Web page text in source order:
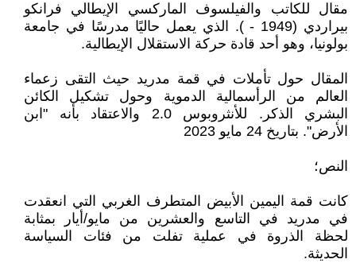
مقال للكاتب والفيلسوف الماركسي الإيطالي فرانكو
بيراردي (1949 - ). الذي يعمل حاليًا مدرسًا في جامعة
بولونيا، وهو أحد قادة حركة الاستقلال الإيطالية.
المقال حول تأملات في قمة مدريد حيث التقى زعماء
العالم من الرأسمالية الدموية وحول تشكيل الكائن
البشري الذكر. للأنثروبوس 2.0 والاعتقاد بأنه "ابن
الأرض". بتاريخ 24 مايو 2023
النص؛
كانت قمة اليمين الأبيض المتطرف الغربي التي انعقدت
في مدريد في التاسع والعشرين من مايو/أيار بمثابة
لحظة الذروة في عملية تفلت من فئات السياسة
الحديثة.